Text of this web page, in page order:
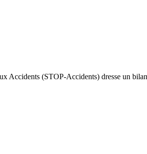
Accidents (STOP-Accidents) dresse un